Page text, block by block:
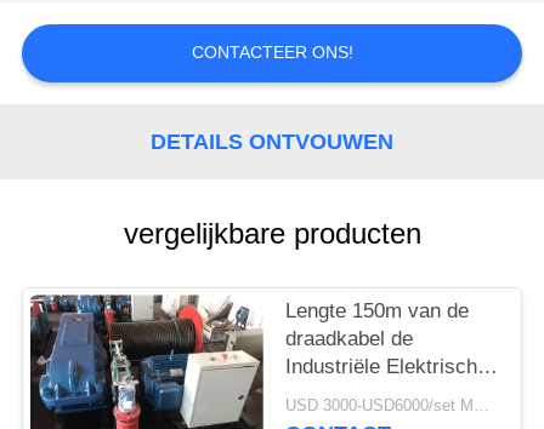
SITEMAP
PRIVACY
CONTACTEER ONS!
DETAILS ONTVOUWEN
vergelijkbare producten
Lengte 150m van de
draadkabel de
Industriële Elektrische
Kruk van 15T
USD 3000-USD6000/set MOQ:1 reeks